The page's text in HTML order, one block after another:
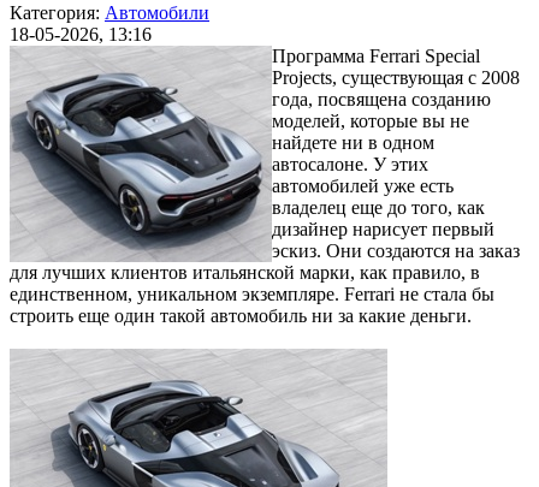
Категория: Автомобили
18-05-2026, 13:16
Программа Ferrari Special
Projects, существующая с 2008
года, посвящена созданию
моделей, которые вы не
найдете ни в одном
автосалоне. У этих
автомобилей уже есть
владелец еще до того, как
дизайнер нарисует первый
эскиз. Они создаются на заказ
для лучших клиентов итальянской марки, как правило, в
единственном, уникальном экземпляре. Ferrari не стала бы
строить еще один такой автомобиль ни за какие деньги.